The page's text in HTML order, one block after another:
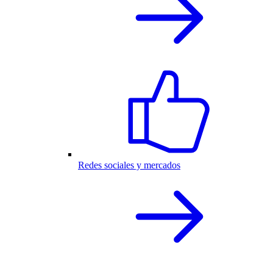
Redes sociales y mercados